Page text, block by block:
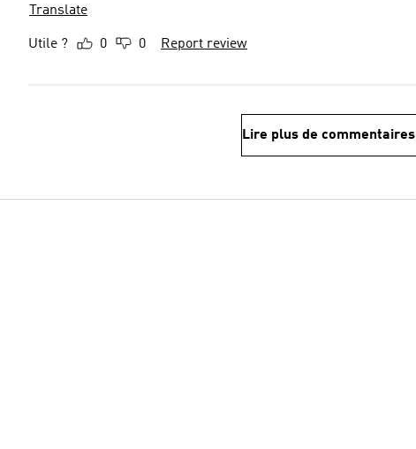
Translate
Utile ? 0 0 Report review
Lire plus de commentaires